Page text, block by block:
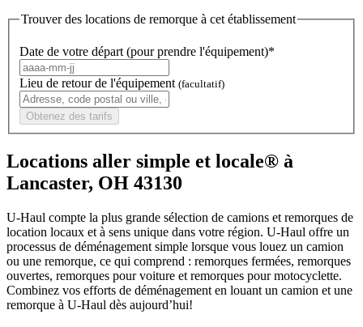
Trouver des locations de remorque à cet établissement
Date de votre départ (pour prendre l'équipement)*
Lieu de retour de l'équipement (facultatif)
Obtenez des tarifs
Locations aller simple et locale® à
Lancaster, OH 43130
U-Haul compte la plus grande sélection de camions et remorques de
location locaux et à sens unique dans votre région. U-Haul offre un
processus de déménagement simple lorsque vous louez un camion
ou une remorque, ce qui comprend : remorques fermées, remorques
ouvertes, remorques pour voiture et remorques pour motocyclette.
Combinez vos efforts de déménagement en louant un camion et une
remorque à U-Haul dès aujourd’hui!